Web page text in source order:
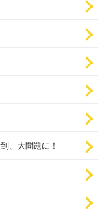
、大問題に！